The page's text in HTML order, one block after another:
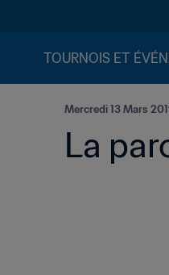
TOURNOIS ET
Mercredi 13 Mars
La